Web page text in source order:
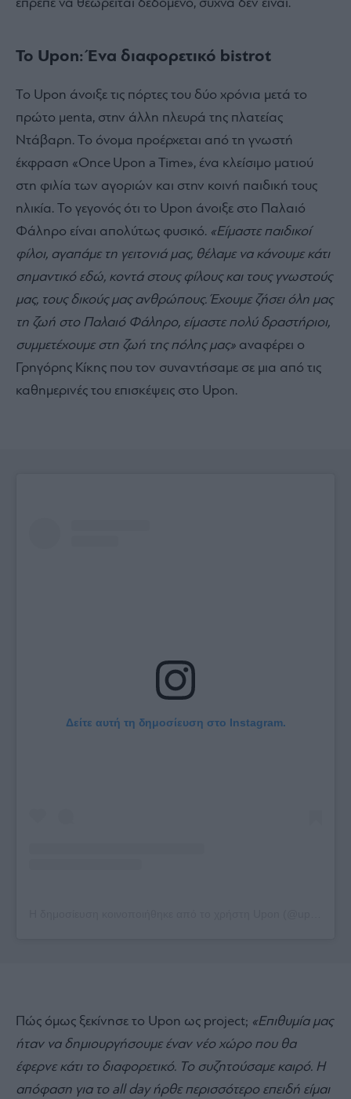
έπρεπε να θεωρείται δεδομένο, συχνά δεν είναι.
Το Upon: Ένα διαφορετικό bistrot
Το Upon άνοιξε τις πόρτες του δύο χρόνια μετά το
πρώτο μenta, στην άλλη πλευρά της πλατείας
Ντάβαρη. Το όνομα προέρχεται από τη γνωστή
έκφραση «Once Upon a Time», ένα κλείσιμο ματιού
στη φιλία των αγοριών και στην κοινή παιδική τους
ηλικία. Το γεγονός ότι το Upon άνοιξε στο Παλαιό
Φάληρο είναι απολύτως φυσικό. «Είμαστε παιδικοί
φίλοι, αγαπάμε τη γειτονιά μας, θέλαμε να κάνουμε κάτι
σημαντικό εδώ, κοντά στους φίλους και τους γνωστούς
μας, τους δικούς μας ανθρώπους. Έχουμε ζήσει όλη μας
τη ζωή στο Παλαιό Φάληρο, είμαστε πολύ δραστήριοι,
συμμετέχουμε στη ζωή της πόλης μας» αναφέρει ο
Γρηγόρης Κίκης που τον συναντήσαμε σε μια από τις
καθημερινές του επισκέψεις στο Upon.
Δείτε αυτή τη δημοσίευση στο Instagram.
Πώς όμως ξεκίνησε το Upon ως project; «Επιθυμία μας
ήταν να δημιουργήσουμε έναν νέο χώρο που θα
έφερνε κάτι το διαφορετικό. Το συζητούσαμε καιρό. Η
απόφαση για το all day ήρθε περισσότερο επειδή είμαι